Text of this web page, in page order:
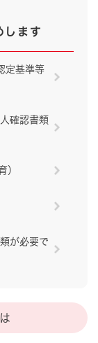
します
定基準等
確認書類
）
が必要で